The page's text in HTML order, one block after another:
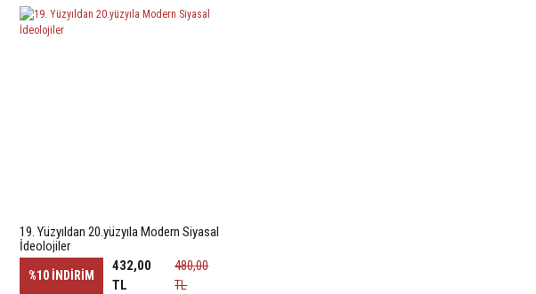
19. Yüzyıldan 20.yüzyıla Modern Siyasal
İdeolojiler
%10 İNDİRİM
432,00
TL
480,00
TL